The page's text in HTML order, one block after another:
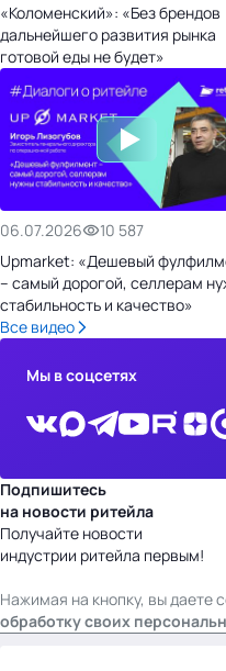
«Коломенский»: «Без брендов
дальнейшего развития рынка
готовой еды не будет»
06.07.2026
10 587
Upmarket: «Дешевый
– самый дорогой, селлерам
стабильность и качество»
Все видео
Мы в соцсетях
Подпишитесь
на новости ритейла
Получайте новости
индустрии ритейла первым!
Нажимая на кнопку, вы даете
обработку своих